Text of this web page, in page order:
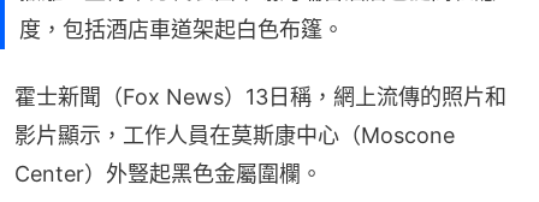
度，包括酒店車道架起白色布篷。
霍士新聞（Fox News）13日稱，網上流傳的照片和
影片顯示，工作人員在莫斯康中心（Moscone
Center）外豎起黑色金屬圍欄。